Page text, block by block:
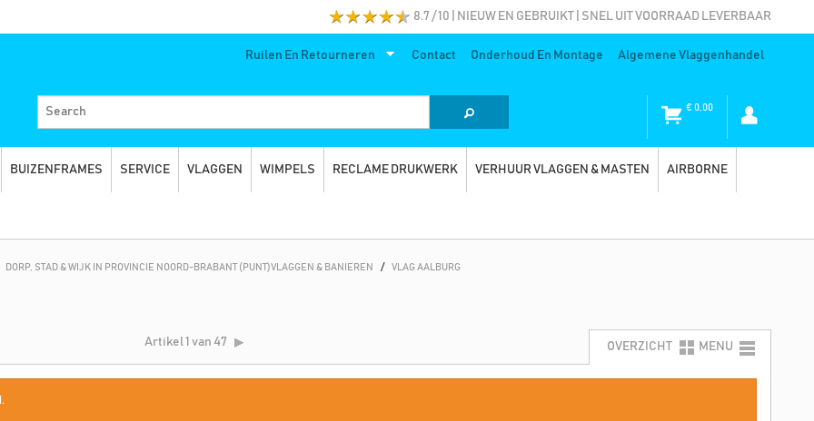
8.7 / 10 | NIEUW EN GEBRUIKT | SNEL UIT VOORRAAD LEVERBAAR
Ruilen En Retourneren Contact Onderhoud En Montage Algemene Vlaggenhandel
€0,00
BUIZENFRAMES SERVICE VLAGGEN WIMPELS RECLAME DRUKWERK VERHUUR VLAGGEN & MASTEN AIRBORNE
DORP, STAD & WIJK IN PROVINCIE NOORD-BRABANT (PUNT)VLAGGEN & BANIEREN / VLAG AALBURG
Artikel1 van 47 OVERZICHT MENU